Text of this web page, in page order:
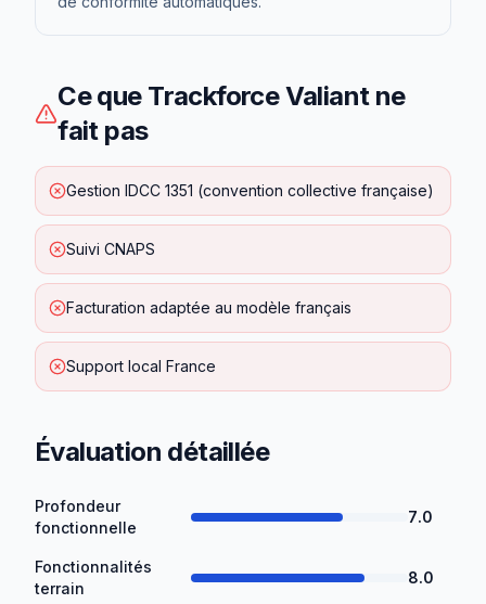
Ce que Trackforce Valiantne
fait pas
Gestion IDCC 1351 (convention collective française)
Suivi CNAPS
Facturation adaptée au modèle français
Support local France
Évaluation détaillée
Profondeur
fonctionnelle
7.0
Fonctionnalités
terrain
8.0